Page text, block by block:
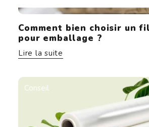
Comment bien choisir un
pour emballage ?
Lire la suite
Conseil